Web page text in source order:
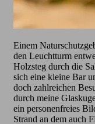
Einem
den Leuchtturm
Holzsteg durch die
sich eine kleine Bar
doch zahlreichen
durch meine
ein personenfreies
Strand an dem auch